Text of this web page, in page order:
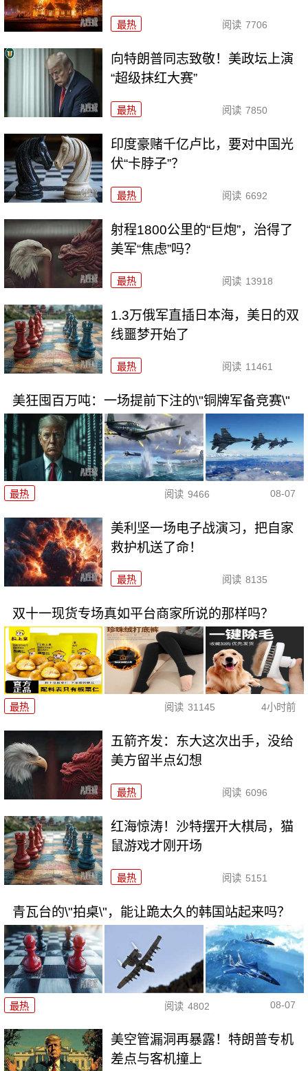
最热 阅读 7706
向特朗普同志致敬！美政坛上演
“超级抹红大赛”
最热 阅读 7850
印度豪赌千亿卢比，要对中国光
伏“卡脖子”？
最热 阅读 6692
射程1800公里的“巨炮”，治得了
美军“焦虑”吗？
最热 阅读 13918
1.3万俄军直插日本海，美日的双
线噩梦开始了
最热 阅读 11461
美狂囤百万吨：一场提前下注的\"铜牌军备竞赛\"
最热 阅读 9466 08-07
美利坚一场电子战演习，把自家
救护机送了命！
最热 阅读 8135
双十一现货专场真如平台商家所说的那样吗？
最热 阅读 31145 4小时前
五箭齐发：东大这次出手，没给
美方留半点幻想
最热 阅读 6096
红海惊涛！沙特摆开大棋局，猫
鼠游戏才刚开场
最热 阅读 5151
青瓦台的\"拍桌\"，能让跪太久的韩国站起来吗？
最热 阅读 4802 08-07
美空管漏洞再暴露！特朗普专机
差点与客机撞上